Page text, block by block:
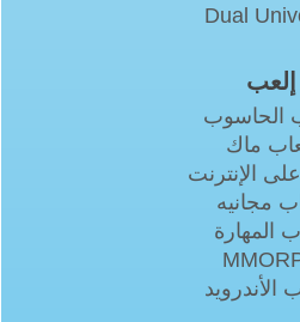
Dual
إلعب
الحاسوب
ماك
الإنترنت
مجانيه
المهارة